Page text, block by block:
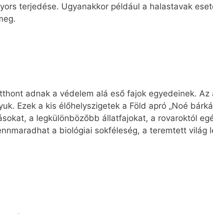
terjedése. Ugyanakkor például a halastavak
adnak a védelem alá eső fajok egyedeinek.
Ezek a kis élőhelyszigetek a Föld apró „Noé
a legkülönbözőbb állatfajokat, a rovaroktól
a biológiai sokféleség, a teremtett világ